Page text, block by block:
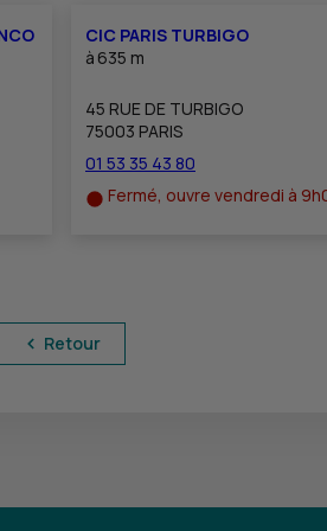
CIC PARIS TURBIGO
à 635 m
45 RUE DE TURBIGO
75003 PARIS
01 53 35 43 80
Fermé, ouvre vendredi à
Retour